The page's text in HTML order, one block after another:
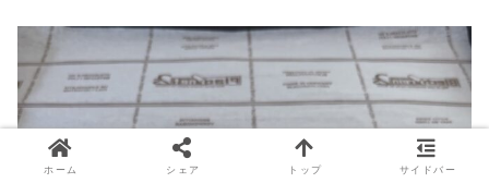
ホーム シェア トップ サイドバー